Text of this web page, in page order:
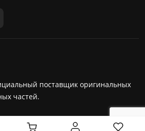
поставщик оригинальных
частей.